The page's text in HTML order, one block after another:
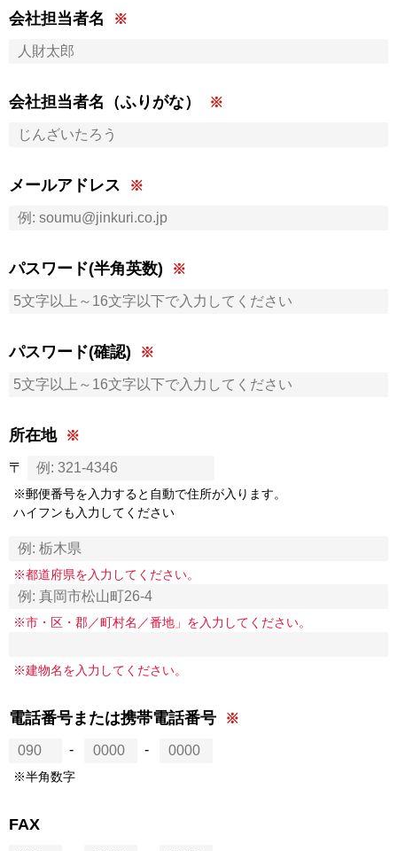
会社担当者名
会社担当者名（ふりがな）
メールアドレス
パスワード(半角英数)
パスワード(確認)
所在地
〒
※郵便番号を入力すると自動で住所が入ります。
ハイフンも入力してください
※都道府県を入力してください。
※市・区・郡／町村名／番地」を入力してください。
※建物名を入力してください。
電話番号または携帯電話番号
- -
※半角数字
FAX